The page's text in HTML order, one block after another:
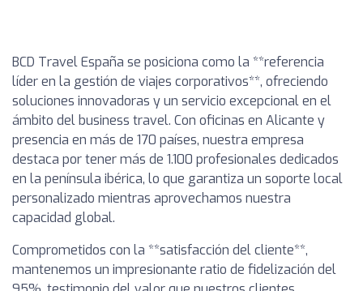
BCD Travel España se posiciona como la **referencia
líder en la gestión de viajes corporativos**, ofreciendo
soluciones innovadoras y un servicio excepcional en el
ámbito del business travel. Con oficinas en Alicante y
presencia en más de 170 países, nuestra empresa
destaca por tener más de 1.100 profesionales dedicados
en la península ibérica, lo que garantiza un soporte local
personalizado mientras aprovechamos nuestra
capacidad global.
Comprometidos con la **satisfacción del cliente**,
mantenemos un impresionante ratio de fidelización del